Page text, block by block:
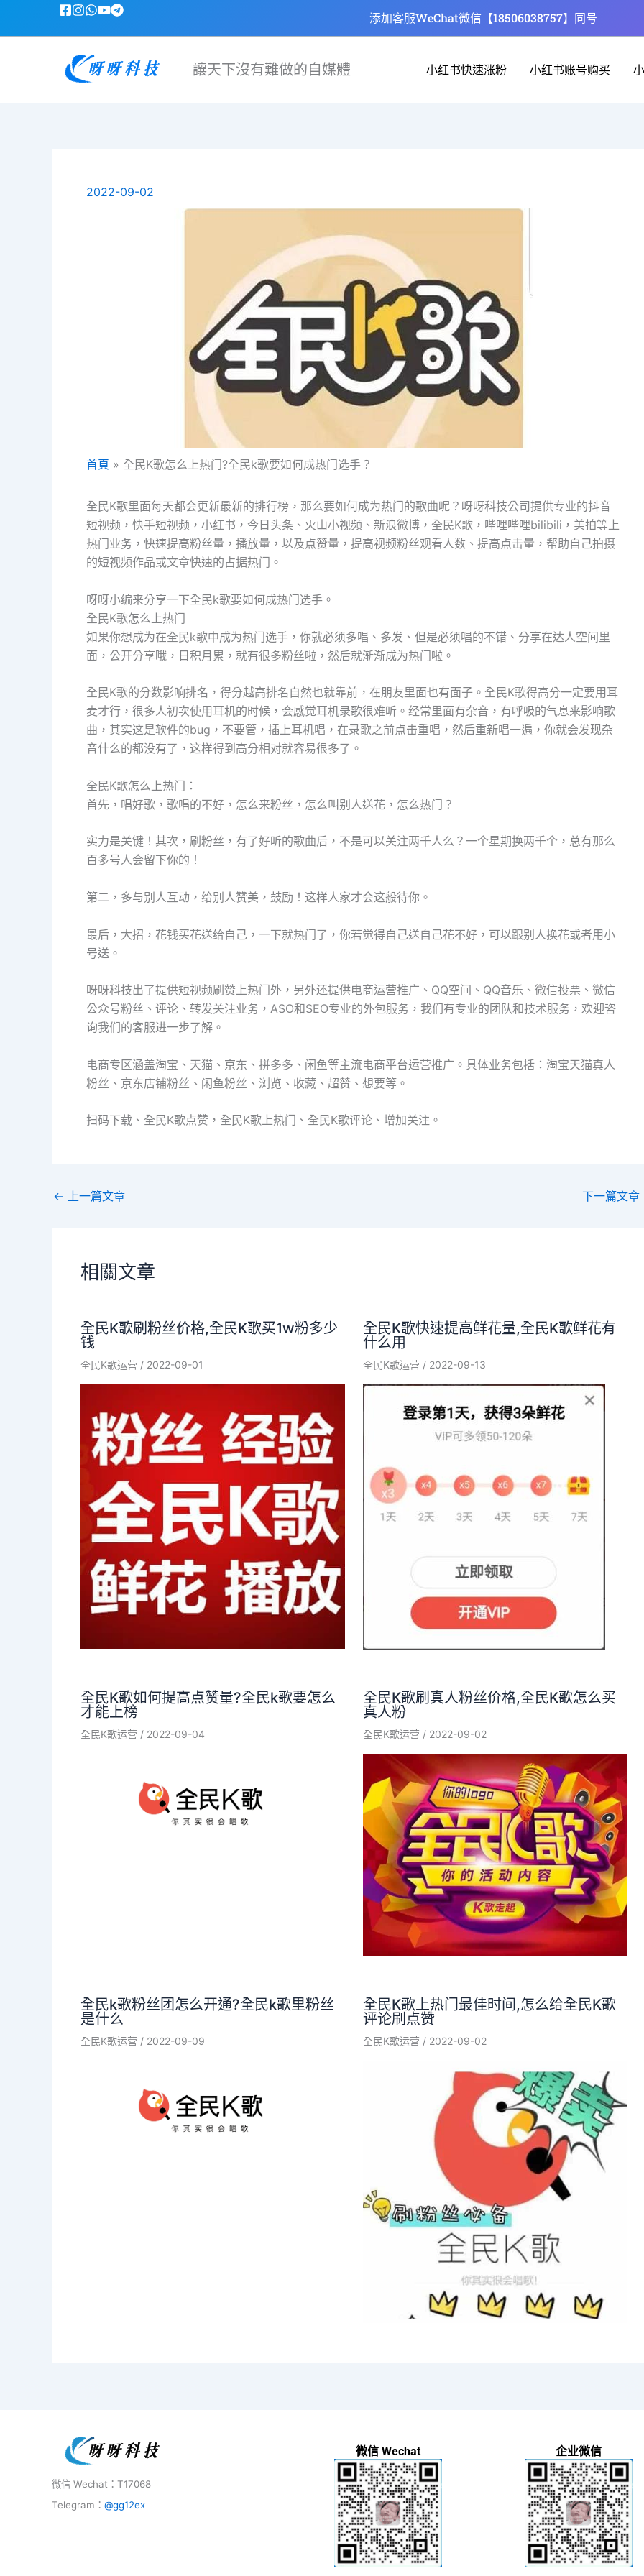
容
添加客服WeChat微信【18506038757】同号
讓天下沒有難做的自媒體 小红书快速涨粉 小红书账号购买
2022-09-02
首頁 全民K歌怎么上热门?全民k歌要如何成热门选手？
全民K歌里面每天都会更新最新的排行榜，那么要如何成为热门的歌曲呢？呀呀科技公司提供专业的抖音
短视频，快手短视频，小红书，今日头条、火山小视频、新浪微博，全民K歌，哔哩哔哩bilibili，美拍等上
热门业务，快速提高粉丝量，播放量，以及点赞量，提高视频粉丝观看人数、提高点击量，帮助自己拍摄
的短视频作品或文章快速的占据热门。
呀呀小编来分享一下全民k歌要如何成热门选手。
全民K歌怎么上热门
如果你想成为在全民k歌中成为热门选手，你就必须多唱、多发、但是必须唱的不错、分享在达人空间里
面，公开分享哦，日积月累，就有很多粉丝啦，然后就渐渐成为热门啦。
全民K歌的分数影响排名，得分越高排名自然也就靠前，在朋友里面也有面子。全民K歌得高分一定要用耳
麦才行，很多人初次使用耳机的时候，会感觉耳机录歌很难听。经常里面有杂音，有呼吸的气息来影响歌
曲，其实这是软件的bug，不要管，插上耳机唱，在录歌之前点击重唱，然后重新唱一遍，你就会发现杂
音什么的都没有了，这样得到高分相对就容易很多了。
全民K歌怎么上热门：
首先，唱好歌，歌唱的不好，怎么来粉丝，怎么叫别人送花，怎么热门？
实力是关键！其次，刷粉丝，有了好听的歌曲后，不是可以关注两千人么？一个星期换两千个，总有那么
百多号人会留下你的！
第二，多与别人互动，给别人赞美，鼓励！这样人家才会这般待你。
最后，大招，花钱买花送给自己，一下就热门了，你若觉得自己送自己花不好，可以跟别人换花或者用小
号送。
呀呀科技出了提供短视频刷赞上热门外，另外还提供电商运营推广、QQ空间、QQ音乐、微信投票、微信
公众号粉丝、评论、转发关注业务，ASO和SEO专业的外包服务，我们有专业的团队和技术服务，欢迎咨
询我们的客服进一步了解。
电商专区涵盖淘宝、天猫、京东、拼多多、闲鱼等主流电商平台运营推广。具体业务包括：淘宝天猫真人
粉丝、京东店铺粉丝、闲鱼粉丝、浏览、收藏、超赞、想要等。
扫码下载、全民K歌点赞，全民K歌上热门、全民K歌评论、增加关注。
← 上一篇文章 下一篇文章
相關文章
全民K歌刷粉丝价格,全民K歌买1w粉多少
钱
全民K歌运营 / 2022-09-01
全民K歌快速提高鲜花量,全民K歌鲜花有
什么用
全民K歌运营 / 2022-09-13
全民K歌如何提高点赞量?全民k歌要怎么
才能上榜
全民K歌运营 / 2022-09-04
全民K歌刷真人粉丝价格,全民K歌怎么买
真人粉
全民K歌运营 / 2022-09-02
全民k歌粉丝团怎么开通?全民k歌里粉丝
是什么
全民K歌运营 / 2022-09-09
全民K歌上热门最佳时间,怎么给全民K歌
评论刷点赞
全民K歌运营 / 2022-09-02
微信 Wechat：T17068
Telegram： @gg12ex
微信 Wechat 企业微信